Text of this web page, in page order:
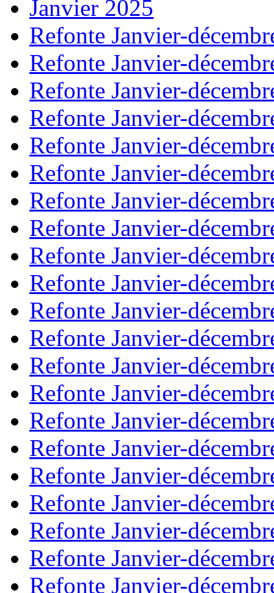
Janvier 2025
Refonte Janvier-
Refonte Janvier-
Refonte Janvier-
Refonte Janvier-
Refonte Janvier-
Refonte Janvier-
Refonte Janvier-
Refonte Janvier-
Refonte Janvier-
Refonte Janvier-
Refonte Janvier-
Refonte Janvier-
Refonte Janvier-
Refonte Janvier-
Refonte Janvier-
Refonte Janvier-
Refonte Janvier-
Refonte Janvier-
Refonte Janvier-
Refonte Janvier-
Refonte Janvier-